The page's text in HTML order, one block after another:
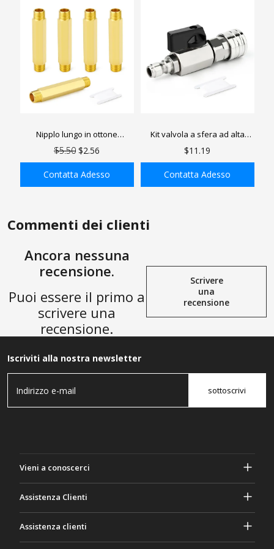
Nipplo lungo in ottone
GASHER, nipplo in ottone NPT,
lunghezza
$5.50 $2.56
Contatta Adesso
Kit valvola a sfera ad alta
pressione per idropulitrice
sgancio rapido da 1/4" per
$11.19
Contatta Adesso
Commenti dei clienti
Ancora nessuna
recensione.
Puoi essere il primo a
scrivere una
recensione.
Scrivere
una
recensione
Iscriviti alla nostra newsletter
sottoscrivi
Vieni a conoscerci
Termini e Condizioni
Assistenza Clienti
Assistenza clienti